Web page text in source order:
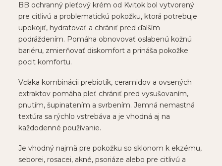
BB ochranný pleťový krém od Kvitok bol vytvorený
pre citlivú a problematickú pokožku, ktorá potrebuje
upokojiť, hydratovať a chrániť pred ďalším
podráždením. Pomáha obnovovať oslabenú kožnú
bariéru, zmierňovať diskomfort a prináša pokožke
pocit komfortu.
Vďaka kombinácii prebiotík, ceramidov a ovsených
extraktov pomáha pleť chrániť pred vysušovaním,
pnutím, šupinatením a svrbením. Jemná nemastná
textúra sa rýchlo vstrebáva a je vhodná aj na
každodenné používanie.
Je vhodný najmä pre pokožku so sklonom k ekzému,
seborei, rosacei, akné, psoriáze alebo pre citlivú a